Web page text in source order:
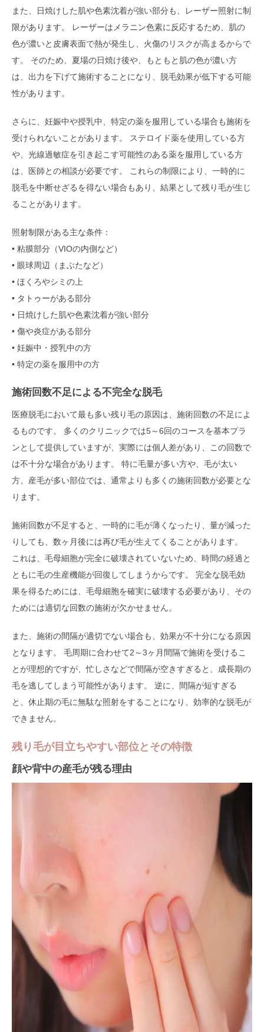
また、日焼けした肌や色素沈着が強い部分も、レーザー照射に制
限があります。 レーザーはメラニン色素に反応するため、肌の
色が濃いと皮膚表面で熱が発生し、火傷のリスクが高まるからで
す。 そのため、夏場の日焼け後や、もともと肌の色が濃い方
は、出力を下げて施術することになり、脱毛効果が低下する可能
性があります。
さらに、妊娠中や授乳中、特定の薬を服用している場合も施術を
受けられないことがあります。 ステロイド薬を使用している方
や、光線過敏症を引き起こす可能性のある薬を服用している方
は、医師との相談が必要です。 これらの制限により、一時的に
脱毛を中断せざるを得ない場合もあり、結果として残り毛が生じ
ることがあります。
照射制限がある主な条件：
• 粘膜部分（VIOの内側など）
• 眼球周辺（まぶたなど）
• ほくろやシミの上
• タトゥーがある部分
• 日焼けした肌や色素沈着が強い部分
• 傷や炎症がある部分
• 妊娠中・授乳中の方
• 特定の薬を服用中の方
施術回数不足による不完全な脱毛
医療脱毛において最も多い残り毛の原因は、施術回数の不足によ
るものです。 多くのクリニックでは5～6回のコースを基本プラ
ンとして提供していますが、実際には個人差があり、この回数で
は不十分な場合があります。 特に毛量が多い方や、毛が太い
方、産毛が多い部位では、通常よりも多くの施術回数が必要とな
ります。
施術回数が不足すると、一時的に毛が薄くなったり、量が減った
りしても、数ヶ月後には再び毛が生えてくることがあります。
これは、毛母細胞が完全に破壊されていないため、時間の経過と
ともに毛の生産機能が回復してしまうからです。 完全な脱毛効
果を得るためには、毛母細胞を確実に破壊する必要があり、その
ためには適切な回数の施術が欠かせません。
また、施術の間隔が適切でない場合も、効果が不十分になる原因
となります。 毛周期に合わせて2～3ヶ月間隔で施術を受けるこ
とが理想的ですが、忙しさなどで間隔が空きすぎると、成長期の
毛を逃してしまう可能性があります。 逆に、間隔が短すぎる
と、休止期の毛に無駄な照射をすることになり、効率的な脱毛が
できません。
残り毛が目立ちやすい部位とその特徴
顔や背中の産毛が残る理由